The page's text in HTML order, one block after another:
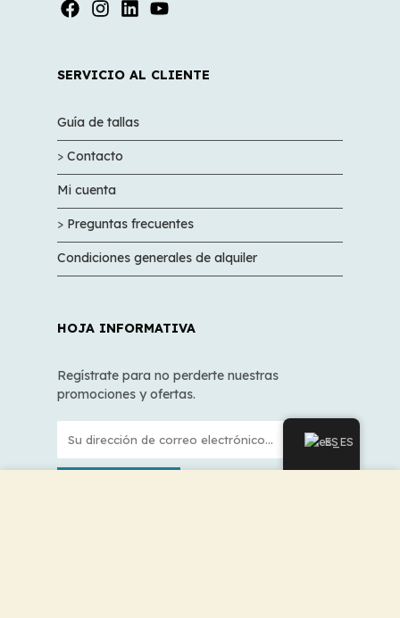
SERVICIO AL CLIENTE
Guía de tallas
> Contacto
Mi cuenta
> Preguntas frecuentes
Condiciones generales de alquiler
HOJA INFORMATIVA
Regístrate para no perderte nuestras
promociones y ofertas.
ES